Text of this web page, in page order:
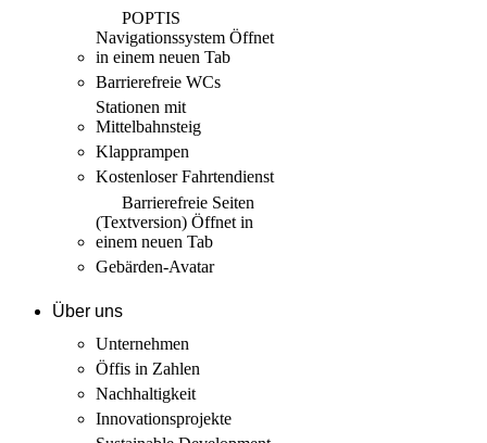
POPTIS
Navigationssystem Öffnet
in einem neuen Tab
Barrierefreie WCs
Stationen mit
Mittelbahnsteig
Klapprampen
Kostenloser Fahrtendienst
Barrierefreie Seiten
(Textversion) Öffnet in
einem neuen Tab
Gebärden-Avatar
Über uns
Unternehmen
Öffis in Zahlen
Nachhaltigkeit
Innovations­projekte